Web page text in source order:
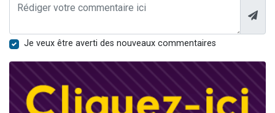
Je veux être averti des nouveaux commentaires